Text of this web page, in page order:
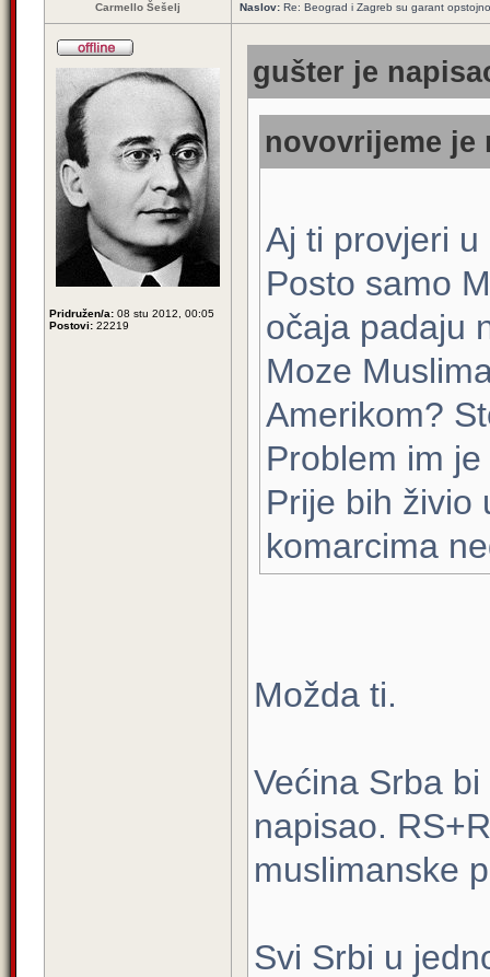
Carmello Šešelj Naslov: Re: Beograd i Zagreb su garant
Pridružen/a: 08 stu 2012, 00:05
Postovi: 22219
gušter je
novovrijeme je
Aj ti provjeri
Posto samo
očaja padaju
Moze
Amerikom?
Problem im
Prije bih živio
komarcima
Možda ti.
Većina Srba
napisao.
muslimanske
Svi Srbi u